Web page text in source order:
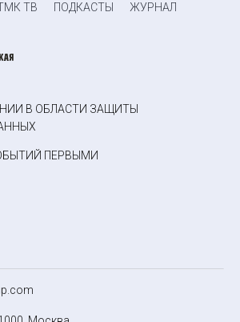
ТВ ПОДКАСТЫ ЖУРНАЛ
В ОБЛАСТИ ЗАЩИТЫ
ПЕРВЫМИ